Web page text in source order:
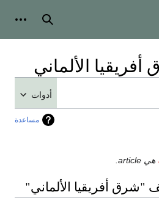
بحث
الألماني
أدوات
مساعدة
هي article.
"شرق أفريقيا الألماني"